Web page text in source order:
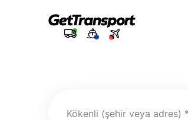
Kökenli (şehir veya adres)